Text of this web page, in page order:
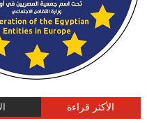
الأكثر قراءة